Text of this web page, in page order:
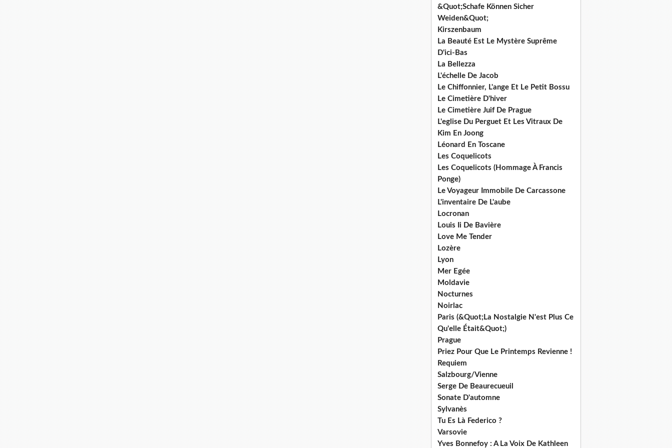
&Quot;Schafe Können Sicher
Weiden&Quot;
Kirszenbaum
La Beauté Est Le Mystère Suprême
D'ici-Bas
La Bellezza
L'échelle De Jacob
Le Chiffonnier, L'ange Et Le Petit Bossu
Le Cimetière D'hiver
Le Cimetière Juif De Prague
L'eglise Du Perguet Et Les Vitraux De
Kim En Joong
Léonard En Toscane
Les Coquelicots
Les Coquelicots (Hommage À Francis
Ponge)
Le Voyageur Immobile De Carcassone
L'inventaire De L'aube
Locronan
Louis Ii De Bavière
Love Me Tender
Lozère
Lyon
Mer Egée
Moldavie
Nocturnes
Noirlac
Paris (&Quot;La Nostalgie N'est Plus Ce
Qu'elle Était&Quot;)
Prague
Priez Pour Que Le Printemps Revienne !
Requiem
Salzbourg/Vienne
Serge De Beaurecueuil
Sonate D'automne
Sylvanès
Tu Es Là Federico ?
Varsovie
Yves Bonnefoy : A La Voix De Kathleen